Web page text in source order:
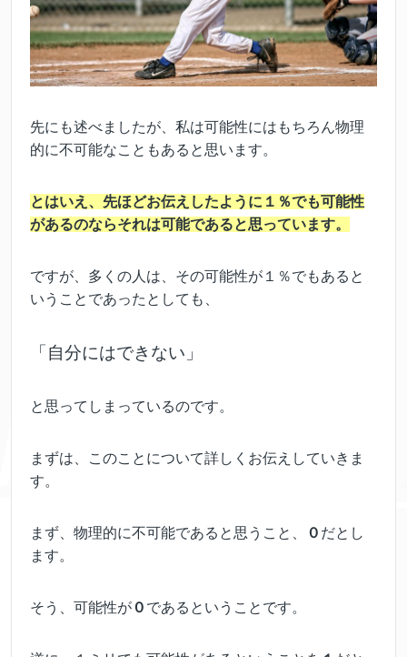
先にも述べましたが、私は可能性にはもちろん物理
的に不可能なこともあると思います。
とはいえ、先ほどお伝えしたように１％でも可能性
があるのならそれは可能であると思っています。
ですが、多くの人は、その可能性が１％でもあると
いうことであったとしても、
「自分にはできない」
と思ってしまっているのです。
まずは、このことについて詳しくお伝えしていきま
す。
まず、物理的に不可能であると思うこと、 ０ だとし
ます。
そう、可能性が０ であるということです。